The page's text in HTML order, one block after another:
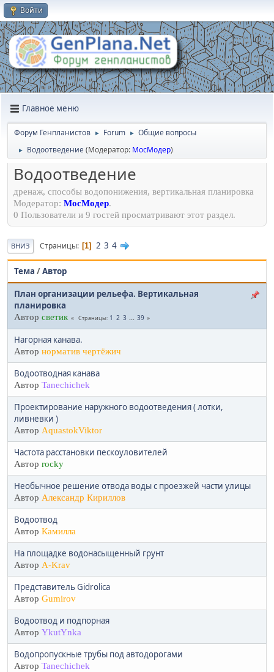
Войти
Главное меню
Форум Генпланистов ► Forum ► Общие вопросы
► Водоотведение(Модератор: МосМодер)
Водоотведение
дренаж, способы водопонижения, вертикальная планировка
Модератор: МосМодер.
0 Пользователи и 9 гостей просматривают этот раздел.
ВНИЗ Страницы 1 2 3 4
Тема /Автор
План организации рельефа. Вертикальная
планировка
Автор светик Страницы 1 2 3 ... 39
Нагорная канава.
Автор норматив чертёжич
Водоотводная канава
Автор Tanechichek
Проектирование наружного водоотведения ( лотки,
ливневки )
Автор AquastokViktor
Частота расстановки пескоуловителей
Автор rocky
Необычное решение отвода воды с проезжей части улицы
Автор Александр Кириллов
Водоотвод
Автор Камилла
На площадке водонасыщенный грунт
Автор A-Krav
Представитель Gidrolica
Автор Gumirov
Водоотвод и подпорная
Автор YkutYnka
Водопропускные трубы под автодорогами
Автор Tanechichek